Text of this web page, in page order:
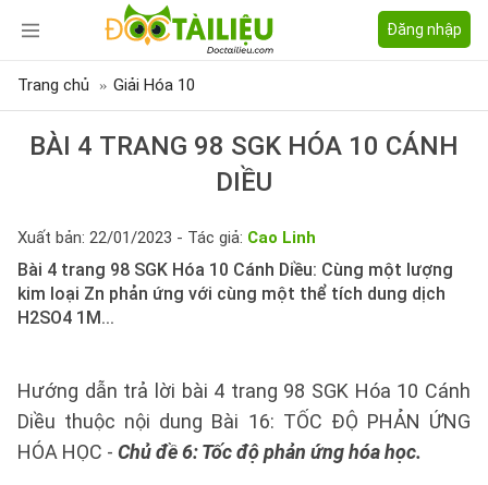
Đăng nhập
Trang chủ Giải Hóa 10
BÀI 4 TRANG 98 SGK HÓA 10 CÁNH
DIỀU
Xuất bản: 22/01/2023 - Tác giả: Cao Linh
Bài 4 trang 98 SGK Hóa 10 Cánh Diều: Cùng một lượng
kim loại Zn phản ứng với cùng một thể tích dung dịch
H2SO4 1M...
Hướng dẫn trả lời bài 4 trang 98 SGK Hóa 10 Cánh
Diều thuộc nội dung Bài 16: TỐC ĐỘ PHẢN ỨNG
HÓA HỌC - Chủ đề 6: Tốc độ phản ứng hóa học.